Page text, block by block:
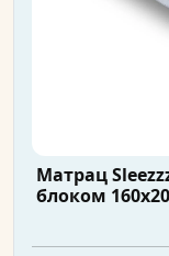
Матрац
блоком